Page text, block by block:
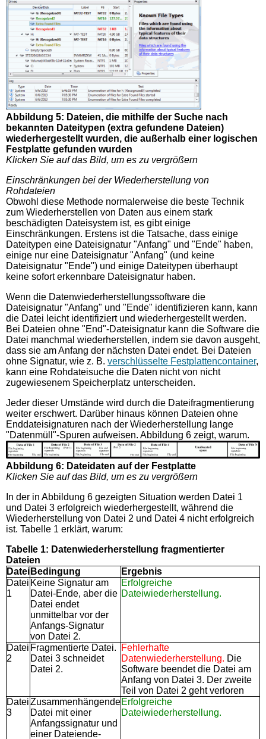
Abbildung 5: Dateien, die mithilfe der Suche nach
bekannten Dateitypen (extra gefundene Dateien)
wiederhergestellt wurden, die außerhalb einer logischen
Festplatte gefunden wurden
Klicken Sie auf das Bild, um es zu vergrößern
Einschränkungen bei der Wiederherstellung von
Rohdateien
Obwohl diese Methode normalerweise die beste Technik
zum Wiederherstellen von Daten aus einem stark
beschädigten Dateisystem ist, es gibt einige
Einschränkungen. Erstens ist die Tatsache, dass einige
Dateitypen eine Dateisignatur "Anfang" und "Ende" haben,
einige nur eine Dateisignatur "Anfang" (und keine
Dateisignatur "Ende") und einige Dateitypen überhaupt
keine sofort erkennbare Dateisignatur haben.
Wenn die Datenwiederherstellungssoftware die
Dateisignatur "Anfang" und "Ende" identifizieren kann, kann
die Datei leicht identifiziert und wiederhergestellt werden.
Bei Dateien ohne "End"-Dateisignatur kann die Software die
Datei manchmal wiederherstellen, indem sie davon ausgeht,
dass sie am Anfang der nächsten Datei endet. Bei Dateien
ohne Signatur, wie z. B. verschlüsselte Festplattencontainer,
kann eine Rohdateisuche die Daten nicht von nicht
zugewiesenem Speicherplatz unterscheiden.
Jeder dieser Umstände wird durch die Dateifragmentierung
weiter erschwert. Darüber hinaus können Dateien ohne
Enddateisignaturen nach der Wiederherstellung lange
"Datenmüll"-Spuren aufweisen. Abbildung 6 zeigt, warum.
Abbildung 6: Dateidaten auf der Festplatte
Klicken Sie auf das Bild, um es zu vergrößern
In der in Abbildung 6 gezeigten Situation werden Datei 1
und Datei 3 erfolgreich wiederhergestellt, während die
Wiederherstellung von Datei 2 und Datei 4 nicht erfolgreich
ist. Tabelle 1 erklärt, warum:
Tabelle 1: Datenwiederherstellung fragmentierter
Dateien
Datei Bedingung
Ergebnis
Datei
1
Keine Signatur am
Datei-Ende, aber die
Datei endet
unmittelbar vor der
Anfangs-Signatur
von Datei 2.
Erfolgreiche
Dateiwiederherstellung.
Datei
2
Fragmentierte Datei.
Datei 3 schneidet
Datei 2.
Fehlerhafte
Datenwiederherstellung. Die
Software beendet die Datei am
Anfang von Datei 3. Der zweite
Teil von Datei 2 geht verloren
Datei
3
Zusammenhängende
Datei mit einer
Anfangssignatur und
einer Dateiende-
Erfolgreiche
Dateiwiederherstellung.